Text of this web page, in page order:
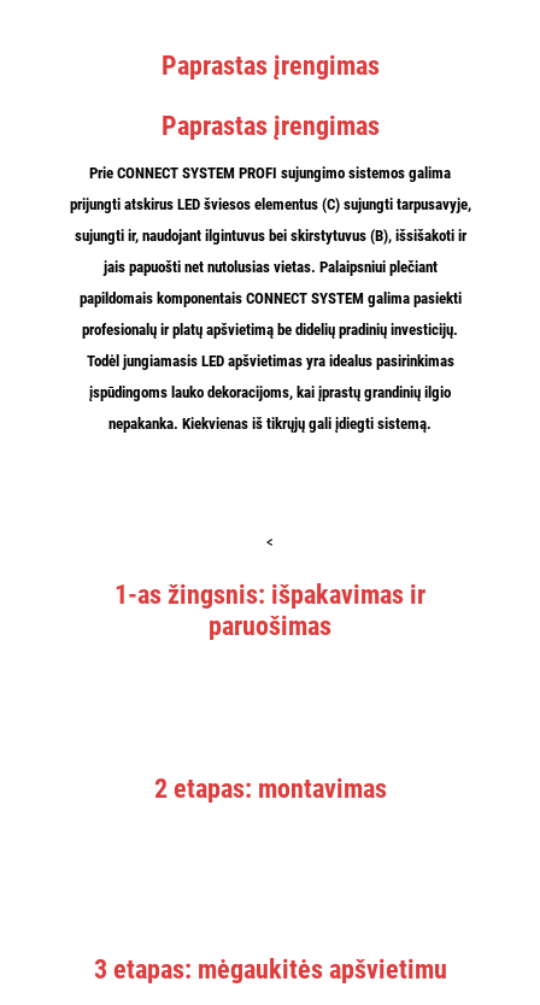
Paprastas įrengimas
Paprastas įrengimas
Prie CONNECT SYSTEM PROFI sujungimo sistemos galima
prijungti atskirus LED šviesos elementus (C) sujungti tarpusavyje,
sujungti ir, naudojant ilgintuvus bei skirstytuvus (B), išsišakoti ir
jais papuošti net nutolusias vietas. Palaipsniui plečiant
papildomais komponentaisCONNECT SYSTEM galima pasiekti
profesionalų ir platų apšvietimą be didelių pradinių investicijų.
Todėl jungiamasis LED apšvietimas yra idealus pasirinkimas
įspūdingoms lauko dekoracijoms, kai įprastų grandinių ilgio
nepakanka. Kiekvienas iš tikrųjų gali įdiegti sistemą.
<
1-as žingsnis: išpakavimas ir
paruošimas
2 etapas: montavimas
3 etapas: mėgaukitės apšvietimu